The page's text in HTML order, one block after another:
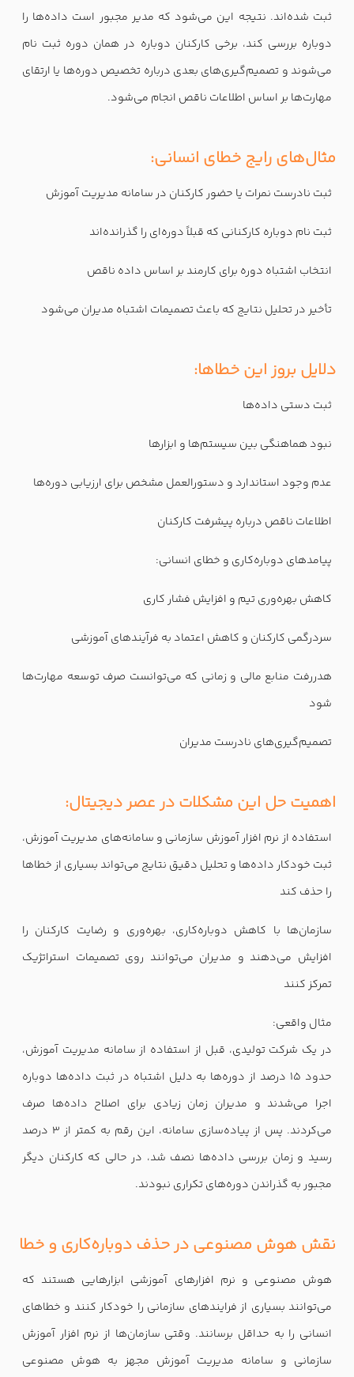
ثبت شده‌اند. نتیجه این می‌شود که مدیر مجبور است داده‌ها را
دوباره بررسی کند، برخی کارکنان دوباره در همان دوره ثبت نام
می‌شوند و تصمیم‌گیری‌های بعدی درباره تخصیص دوره‌ها یا ارتقای
مهارت‌ها بر اساس اطلاعات ناقص انجام می‌شود.
مثال‌های رایج خطای انسانی:
ثبت نادرست نمرات یا حضور کارکنان در سامانه مدیریت آموزش
ثبت نام دوباره کارکنانی که قبلاً دوره‌ای را گذرانده‌اند
انتخاب اشتباه دوره برای کارمند بر اساس داده ناقص
تأخیر در تحلیل نتایج که باعث تصمیمات اشتباه مدیران می‌شود
دلایل بروز این خطاها:
ثبت دستی داده‌ها
نبود هماهنگی بین سیستم‌ها و ابزارها
عدم وجود استاندارد و دستورالعمل مشخص برای ارزیابی دوره‌ها
اطلاعات ناقص درباره پیشرفت کارکنان
پیامدهای دوباره‌کاری و خطای انسانی:
کاهش بهره‌وری تیم و افزایش فشار کاری
سردرگمی کارکنان و کاهش اعتماد به فرآیندهای آموزشی
هدررفت منابع مالی و زمانی که می‌توانست صرف توسعه مهارت‌ها
شود
تصمیم‌گیری‌های نادرست مدیران
اهمیت حل این مشکلات در عصر دیجیتال:
استفاده از نرم افزار آموزش سازمانی و سامانه‌های مدیریت آموزش،
ثبت خودکار داده‌ها و تحلیل دقیق نتایج می‌تواند بسیاری از خطاها
را حذف کند
سازمان‌ها با کاهش دوباره‌کاری، بهره‌وری و رضایت کارکنان را
افزایش می‌دهند و مدیران می‌توانند روی تصمیمات استراتژیک
تمرکز کنند
مثال واقعی:
در یک شرکت تولیدی، قبل از استفاده از سامانه مدیریت آموزش،
حدود ۱۵ درصد از دوره‌ها به دلیل اشتباه در ثبت داده‌ها دوباره
اجرا می‌شدند و مدیران زمان زیادی برای اصلاح داده‌ها صرف
می‌کردند. پس از پیاده‌سازی سامانه، این رقم به کمتر از ۳ درصد
رسید و زمان بررسی داده‌ها نصف شد، در حالی که کارکنان دیگر
مجبور به گذراندن دوره‌های تکراری نبودند.
نقش هوش مصنوعی در حذف دوباره‌کاری و خطا
هوش مصنوعی و نرم افزارهای آموزشی ابزارهایی هستند که
می‌توانند بسیاری از فرایندهای سازمانی را خودکار کنند و خطاهای
انسانی را به حداقل برسانند. وقتی سازمان‌ها از نرم افزار آموزش
سازمانی و سامانه مدیریت آموزش مجهز به هوش مصنوعی